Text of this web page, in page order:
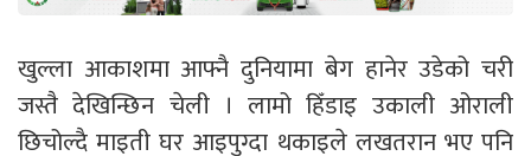
खुल्ला आकाशमा आफ्नै दुनियामा बेग हानेर उडेको चरी
जस्तै देखिन्छिन चेली । लामो हिँडाइ उकाली ओराली
छिचोल्दै माइती घर आइपुग्दा थकाइले लखतरान भए पनि